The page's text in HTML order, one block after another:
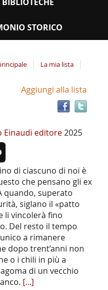
STORICO
La mia lista
Aggiungi alla lista
Einaudi editore2025
di ciascuno di noi è
che pensano gli ex
quando, superato
siglano il «patto
li vincolerà fino
Del resto il tempo
a rimanere
dopo trent’anni non
o i chili in più a
di un vecchio
[...]